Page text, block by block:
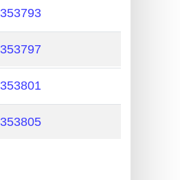
353793
353797
353801
353805